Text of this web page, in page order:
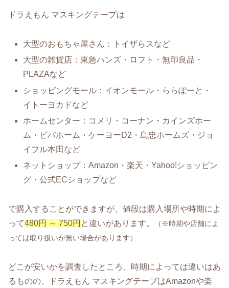
ドラえもん マスキングテープは
大型のおもちゃ屋さん：トイザらスなど
大型の雑貨店：東急ハンズ・ロフト・無印良品・
PLAZAなど
ショッピングモール：イオンモール・ららぽーと・
イトーヨカドなど
ホームセンター：コメリ・コーナン・カインズホー
ム・ビバホーム・ケーヨーD2・島忠ホームズ・ジョ
イフル本田など
ネットショップ：Amazon・楽天・Yahoo!ショッピン
グ・公式ECショップなど
で購入することができますが、値段は購入場所や時期によ
って480円 ～ 750円 と違いがあります。
（※時期や店舗によ
っては取り扱いが無い場合があります）
どこが安いかを調査したところ、時期によっては違いはあ
るものの、ドラえもん マスキングテープはAmazonや楽